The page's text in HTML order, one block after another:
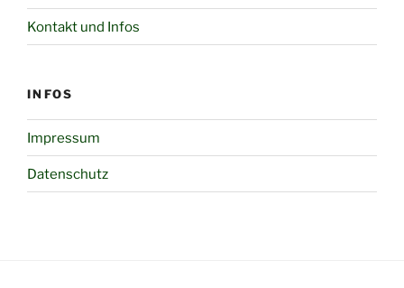
Kontakt und Infos
INFOS
Impressum
Datenschutz